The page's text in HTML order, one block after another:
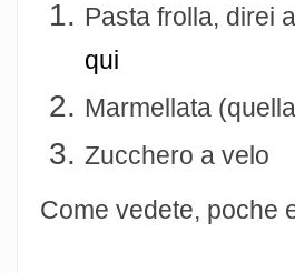
Pasta frolla, direi
qui
Marmellata
Zucchero a velo
Come vedete, poche